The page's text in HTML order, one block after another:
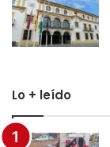
Lo + leído